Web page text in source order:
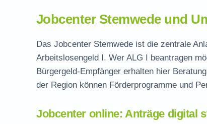
Jobcenter Stemwede und
Das Jobcenter Stemwede ist die zentrale
Arbeitslosengeld I. Wer ALG I beantragen
Bürgergeld-Empfänger erhalten hier
der Region können Förderprogramme und
Jobcenter online: Anträge digital